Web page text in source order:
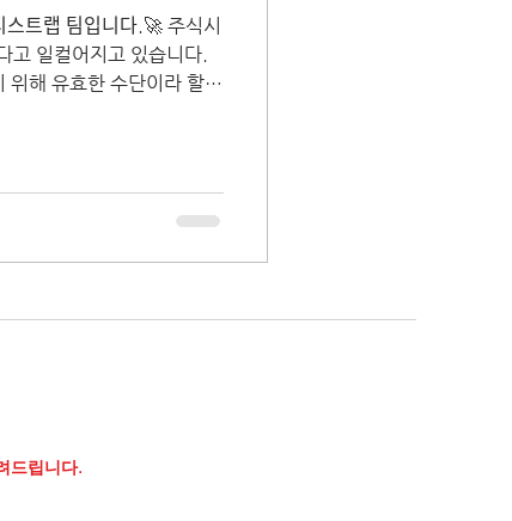
팀입니다.🚀 주식시
고 일컬어지고 있습니다.
위해 유효한 수단이라 할
드립니다.